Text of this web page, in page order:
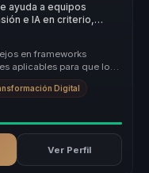
ayuda a equipos
e IA en criterio,
en frameworks
aplicables para que los
Digital
Ver Perfil